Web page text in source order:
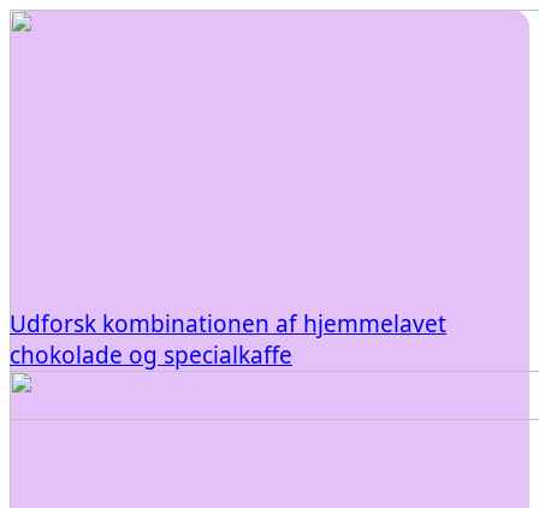
Udforsk kombinationen af hjemmelavet
chokolade og specialkaffe